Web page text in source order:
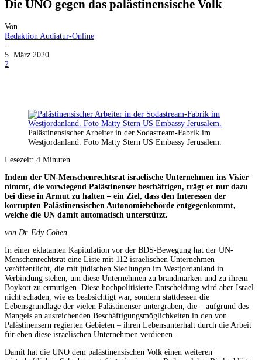
Die UNO gegen das palästinensische Volk
Von
Redaktion Audiatur-Online
-
5. März 2020
2
Palästinensischer Arbeiter in der Sodastream-Fabrik im
Westjordanland. Foto Matty Stern US Embassy Jerusalem.
Lesezeit: 4 Minuten
Indem der UN-Menschenrechtsrat israelische Unternehmen ins Visier
nimmt, die vorwiegend Palästinenser beschäftigen, trägt er nur dazu
bei diese in Armut zu halten – ein Ziel, dass den Interessen der
korrupten Palästinensischen Autonomiebehörde entgegenkommt,
welche die UN damit automatisch unterstützt.
von Dr. Edy Cohen
In einer eklatanten Kapitulation vor der BDS-Bewegung hat der UN-
Menschenrechtsrat eine Liste mit 112 israelischen Unternehmen
veröffentlicht, die mit jüdischen Siedlungen im Westjordanland in
Verbindung stehen, um diese Unternehmen zu brandmarken und zu ihrem
Boykott zu ermutigen. Diese hochpolitisierte Entscheidung wird aber Israel
nicht schaden, wie es beabsichtigt war, sondern stattdessen die
Lebensgrundlage der vielen Palästinenser untergraben, die – aufgrund des
Mangels an ausreichenden Beschäftigungsmöglichkeiten in den von
Palästinensern regierten Gebieten – ihren Lebensunterhalt durch die Arbeit
für eben diese israelischen Unternehmen verdienen.
Damit hat die UNO dem palästinensischen Volk einen weiteren